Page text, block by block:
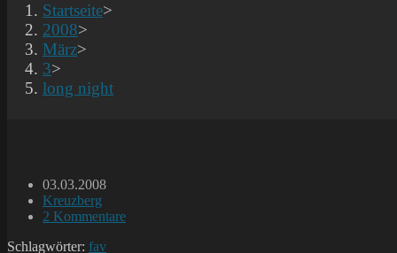
Startseite>
2008>
März>
3>
long night
Beitrag
veröffentlicht:
03.03.2008
Beitrags-
Kategorie:
Kreuzberg
Beitrags-
2 Kommentare
Schlagwörter: fav